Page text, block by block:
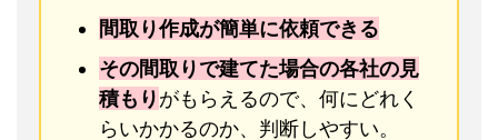
間取り作成が簡単に依頼できる
その間取りで建てた場合の各社の見
積もりがもらえるので、何にどれく
らいかかるのか、判断しやすい。